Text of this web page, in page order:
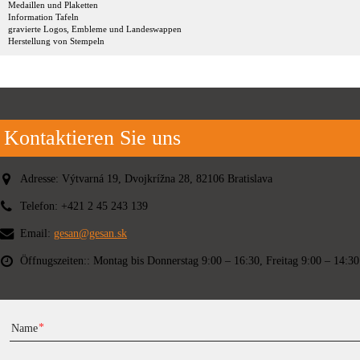
Medaillen und Plaketten
Information Tafeln
gravierte Logos, Embleme und Landeswappen
Herstellung von Stempeln
Kontaktieren Sie uns
Adresse: Výtvarná 19, Dvojkrížna 28, 82106 Bratislava
Telefon: +421 2 45 243 139
Email: gesan@gesan.sk
Öffnugszeiten:: Montag bis Donnerstag 9:00 – 16:30, Freitag 9:00 – 14:30
Name